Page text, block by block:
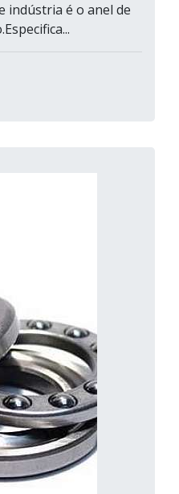
indústria é o anel de